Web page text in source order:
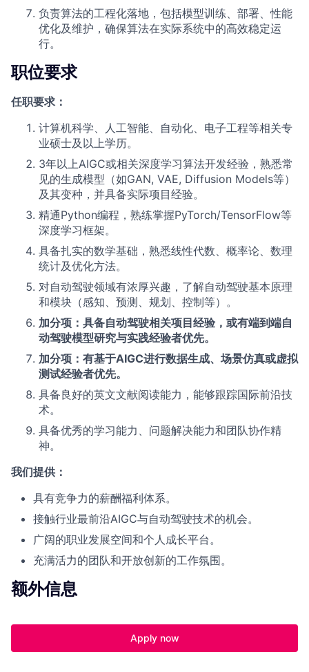
负责算法的工程化落地，包括模型训练、部署、性能
优化及维护，确保算法在实际系统中的高效稳定运
行。
职位要求
任职要求：
计算机科学、人工智能、自动化、电子工程等相关专
业硕士及以上学历。
3年以上AIGC或相关深度学习算法开发经验，熟悉常
见的生成模型（如GAN, VAE, Diffusion Models等）
及其变种，并具备实际项目经验。
精通Python编程，熟练掌握PyTorch/TensorFlow等
深度学习框架。
具备扎实的数学基础，熟悉线性代数、概率论、数理
统计及优化方法。
对自动驾驶领域有浓厚兴趣，了解自动驾驶基本原理
和模块（感知、预测、规划、控制等）。
加分项：具备自动驾驶相关项目经验，或有端到端自
动驾驶模型研究与实践经验者优先。
加分项：有基于AIGC进行数据生成、场景仿真或虚拟
测试经验者优先。
具备良好的英文文献阅读能力，能够跟踪国际前沿技
术。
具备优秀的学习能力、问题解决能力和团队协作精
神。
我们提供：
具有竞争力的薪酬福利体系。
接触行业最前沿AIGC与自动驾驶技术的机会。
广阔的职业发展空间和个人成长平台。
充满活力的团队和开放创新的工作氛围。
额外信息
Apply now